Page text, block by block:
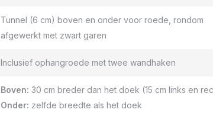
Tunnel (6 cm) boven en onder voor roede, rondom
afgewerkt met zwart garen
Inclusief ophangroede met twee wandhaken
Boven: 30 cm breder dan het doek (15 cm links en
Onder: zelfde breedte als het doek